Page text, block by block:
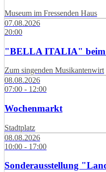
Museum im Fressenden Haus
07.08.2026
20:00
"BELLA ITALIA" beim
Zum singenden Musikantenwirt
08.08.2026
07:00 - 12:00
Wochenmarkt
Stadtplatz
08.08.2026
10:00 - 17:00
Sonderausstellung